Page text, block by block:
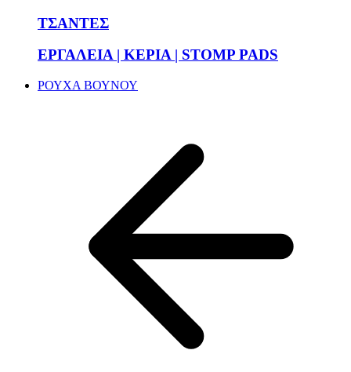
ΤΣΑΝΤΕΣ
ΕΡΓΑΛΕΙΑ | ΚΕΡΙΑ | STOMP PADS
ΡΟΥΧΑ ΒΟΥΝΟΥ